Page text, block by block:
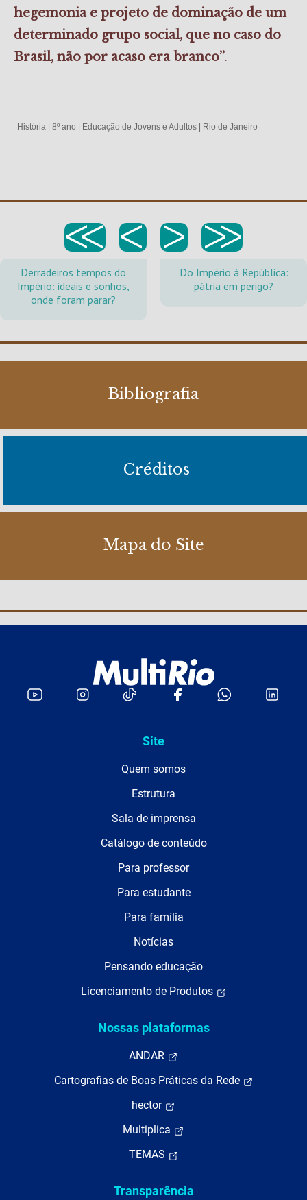
hegemonia e projeto de dominação de um
determinado grupo social, que no caso do
Brasil, não por acaso era branco”.
História 8º ano Educação de Jovens e Adultos Rio de Janeiro
<< < > >>
Derradeiros tempos do
Império: ideais e sonhos,
onde foram parar?
Do Império à República:
pátria em perigo?
Bibliografia
Créditos
Mapa do Site
Site
Quem somos
Estrutura
Sala de imprensa
Catálogo de conteúdo
Para professor
Para estudante
Para família
Notícias
Pensando educação
Licenciamento de Produtos
Nossas plataformas
ANDAR
Cartografias de Boas Práticas da Rede
hector
Multiplica
TEMAS
Transparência